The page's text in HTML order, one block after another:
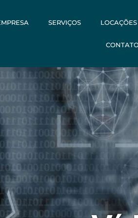
SERVIÇOS LOCAÇÕES